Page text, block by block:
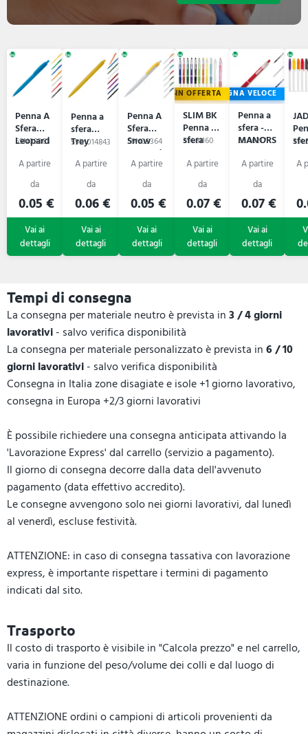
Penna A
Sfera
Leopard
59N09363
0.05 €
Penna a
sfera
Trey
59B1014843
0.06 €
Penna A
Sfera
Snow
Leopard
59N09364
0.05 €
IN OFFERTA
SLIM BK
Penna a
sfera
59L81160
0.07 €
CONSEGNA VELOCE
Penna a
sfera -
MANORS
59A6217
0.07 €
Tempi di consegna
La consegna per materiale neutro è prevista in3 / 4 giorni
lavorativi- salvo verifica disponibilità
La consegna per materiale personalizzato è prevista in6 / 10
giorni lavorativi- salvo verifica disponibilità
Consegna in Italia zone disagiate e isole +1 giorno lavorativo,
consegna in Europa +2/3 giorni lavorativi
È possibile richiedere una consegna anticipata attivando la
'Lavorazione Express' dal carrello (servizio a pagamento).
Il giorno di consegna decorre dalla data dell'avvenuto
pagamento (data effettivo accredito).
Le consegne avvengono solo nei giorni lavorativi, dal lunedì
al venerdì, escluse festività.
ATTENZIONE: in caso di consegna tassativa con lavorazione
express, è importante rispettare i termini di pagamento
indicati dal sito.
Trasporto
Il costo di trasporto è visibile in "Calcola prezzo" e nel carrello,
varia in funzione del peso/volume dei colli e dal luogo di
destinazione.
ATTENZIONE ordini o campioni di articoli provenienti da